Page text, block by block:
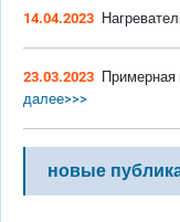
14.04.2023
23.03.2023 Примерная
далее>>>
новые